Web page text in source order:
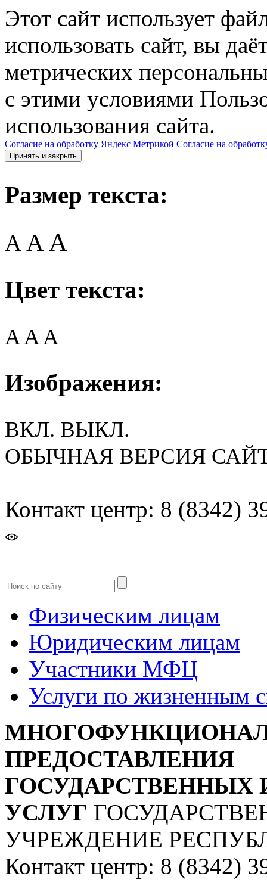
Этот сайт использует
использовать сайт, вы
метрических
с этими условиями
использования сайта.
Согласие на обработку Яндекс Метрикой Согласие на
Принять и закрыть
Размер текста:
A AA
Цвет текста:
AAA
Изображения:
ВКЛ. ВЫКЛ.
ОБЫЧНАЯ ВЕРСИЯ
Контакт центр: 8 (8342)
Физическим лицам
Юридическим лицам
Участники МФЦ
Услуги по жизненным
ПРЕДОСТАВЛЕНИЯ
УСЛУГ
УЧРЕЖДЕНИЕ
Контакт центр: 8 (8342)